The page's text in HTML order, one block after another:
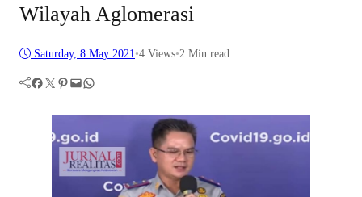
Wilayah Aglomerasi
Saturday, 8 May 2021•4 Views•2 Min read
Facebook Twitter Pinterest Mail WhatsApp